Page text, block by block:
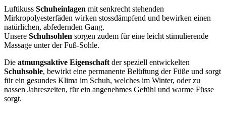
Luftikuss Schuheinlagen mit senkrecht stehenden
Mirkropolyesterfäden wirken stossdämpfend und bewirken einen
natürlichen, abfedernden Gang.
Unsere Schuhsohlen sorgen zudem für eine leicht stimulierende
Massage unter der Fuß-Sohle.
Die atmungsaktive Eigenschaft der speziell entwickelten
Schuhsohle, bewirkt eine permanente Belüftung der Füße und sorgt
für ein gesundes Klima im Schuh, welches im Winter, oder zu
nassen Jahreszeiten, für ein angenehmes Gefühl und warme Füsse
sorgt.